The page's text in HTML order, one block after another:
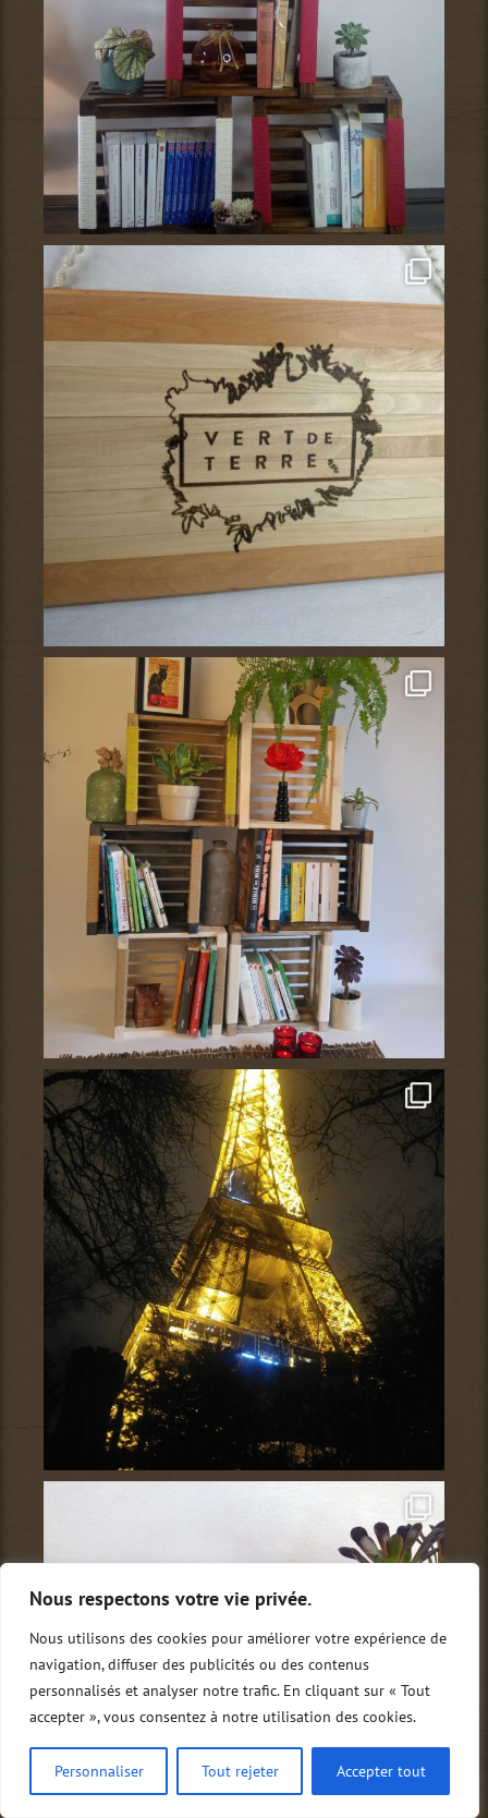
Nous respectons votre vie privée.
Nous utilisons des cookies pour améliorer votre expérience de
navigation, diffuser des publicités ou des contenus
personnalisés et analyser notre trafic. En cliquant sur « Tout
accepter », vous consentez à notre utilisation des cookies.
Personnaliser Tout rejeter Accepter tout